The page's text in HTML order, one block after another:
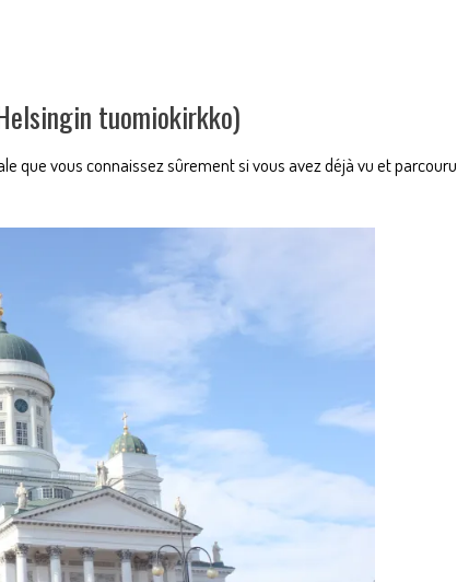
tuomiokirkko)
que vous connaissez sûrement si vous avez déjà vu et parcouru